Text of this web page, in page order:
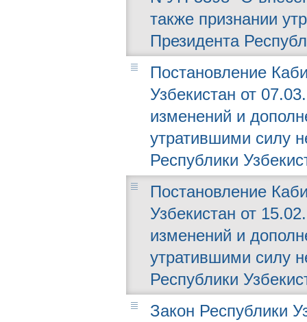
также признании
Президента
Постановление
Узбекистан от
изменений и
утратившими силу
Республики
Постановление
Узбекистан от
изменений и
утратившими силу
Республики
Закон Республики